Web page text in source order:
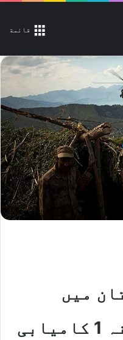
قائمة
میں
آپریشن رد الفتنہ 1 کامیابی